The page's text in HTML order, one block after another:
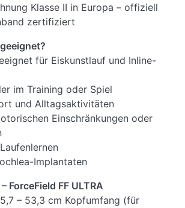
Klasse II in Europa – offiziell
zertifiziert
für Eiskunstlauf und Inline-
im Training oder Spiel
und Alltagsaktivitäten
Einschränkungen oder
Implantaten
ForceField FF ULTRA
– 53,3 cm Kopfumfang (für